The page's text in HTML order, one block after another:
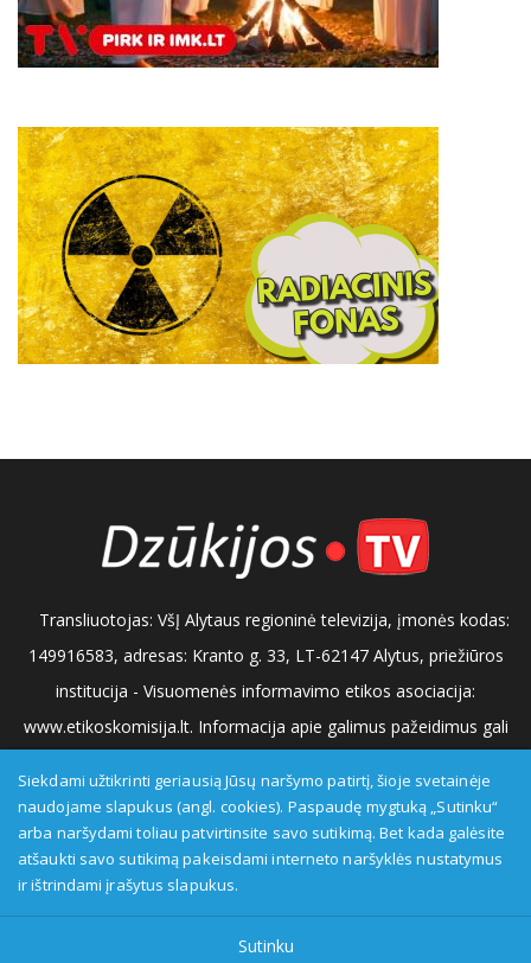
Transliuotojas: VšĮ Alytaus regioninė televizija, įmonės kodas:
149916583, adresas: Kranto g. 33, LT-62147 Alytus, priežiūros
institucija - Visuomenės informavimo etikos asociacija:
www.etikoskomisija.lt. Informacija apie galimus pažeidimus gali
arba Visuomenės informavimo etikos komisijai
(www.etikoskomisija.lt)
Tel/faks: 0 687 05056
Reklama:
0 687 05056
info@dzukijostv.lt
Siekdami užtikrinti geriausią Jūsų naršymo patirtį, šioje svetainėje
naudojame slapukus (angl. cookies). Paspaudę mygtuką „Sutinku“
arba naršydami toliau patvirtinsite savo sutikimą. Bet kada galėsite
atšaukti savo sutikimą pakeisdami interneto naršyklės nustatymus
ir ištrindami įrašytus slapukus.
Sutinku